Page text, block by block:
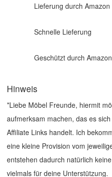
Lieferung durch Amazon
Schnelle Lieferung
Geschützt durch Amazon
Hinweis
*Liebe Möbel Freunde, hiermit
aufmerksam machen, das es
Affiliate Links handelt. Ich
eine kleine Provision vom
entstehen dadurch natürlich
vielmals für deine Unterstützung.